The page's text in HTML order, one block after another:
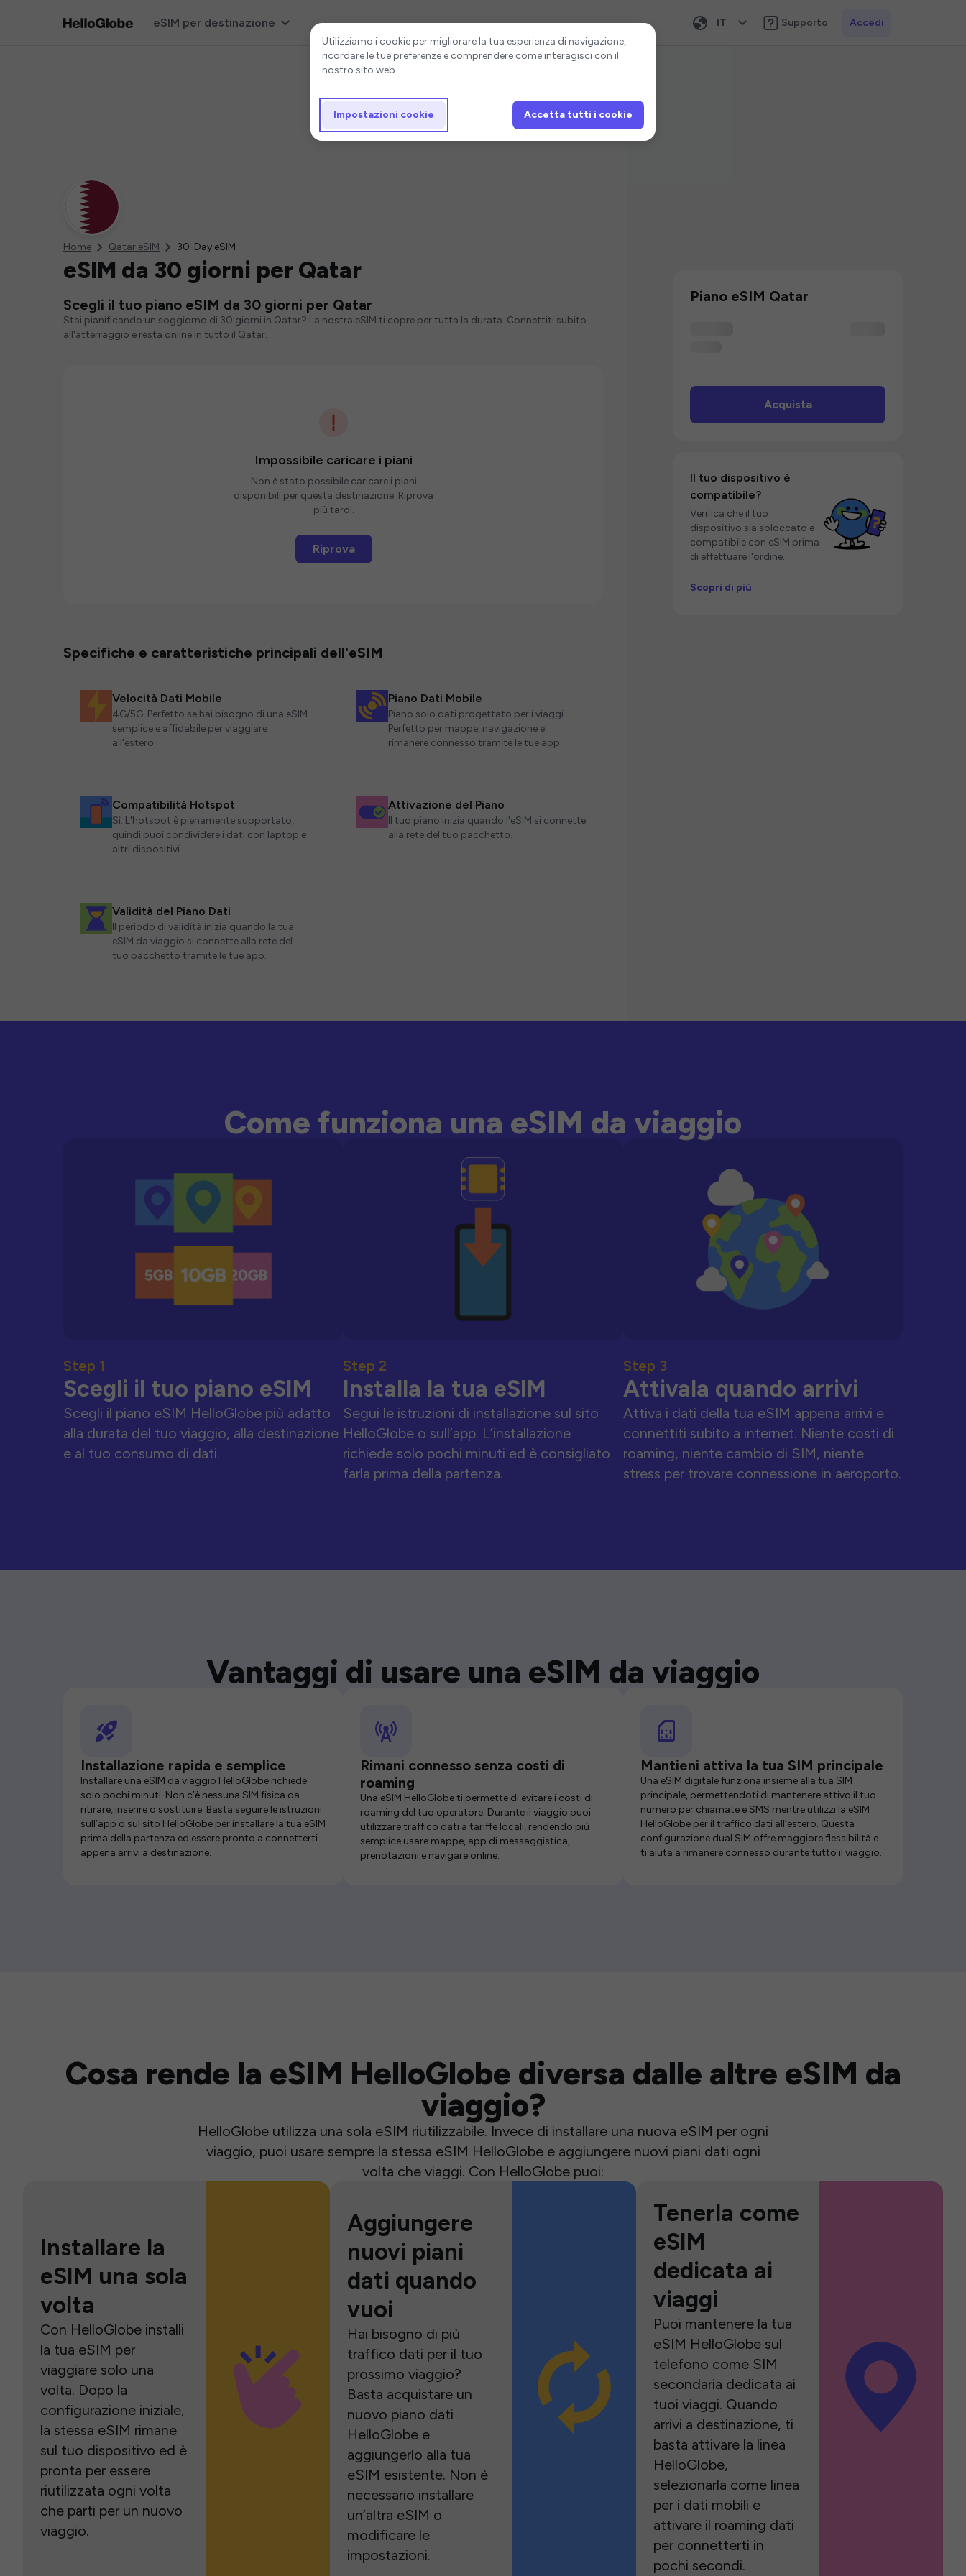
eSIM per destinazione IT Supporto Accedi
Home Qatar eSIM 30-Day eSIM
eSIM da 30 giorni per Qatar
Scegli il tuo piano eSIM da 30 giorni per Qatar
Stai pianificando un soggiorno di 30 giorni in Qatar? La nostra eSIM ti copre per tutta la durata. Connettiti subito
all'atterraggio e resta online in tutto il Qatar.
Impossibile caricare i piani
Non è stato possibile caricare i piani
disponibili per questa destinazione. Riprova
più tardi.
Riprova
Specifiche e caratteristiche principali dell'eSIM
Velocità Dati Mobile
4G/5G. Perfetto se hai bisogno di una eSIM
semplice e affidabile per viaggiare
all'estero.
Piano Dati Mobile
Piano solo dati progettato per i viaggi.
Perfetto per mappe, navigazione e
rimanere connesso tramite le tue app.
Compatibilità Hotspot
Sì. L'hotspot è pienamente supportato,
quindi puoi condividere i dati con laptop e
altri dispositivi.
Attivazione del Piano
Il tuo piano inizia quando l'eSIM si connette
alla rete del tuo pacchetto.
Validità del Piano Dati
Il periodo di validità inizia quando la tua
eSIM da viaggio si connette alla rete del
tuo pacchetto tramite le tue app.
Piano eSIM Qatar
Acquista
Il tuo dispositivo è
compatibile?
Verifica che il tuo
dispositivo sia sbloccato e
compatibile con eSIM prima
di effettuare l'ordine.
Scopri di più
Come funziona una eSIM da viaggio
Step 1
Scegli il tuo piano eSIM
Scegli il piano eSIM HelloGlobe più adatto
alla durata del tuo viaggio, alla destinazione
e al tuo consumo di dati.
Step 2
Installa la tua eSIM
Segui le istruzioni di installazione sul sito
HelloGlobe o sull’app. L’installazione
richiede solo pochi minuti ed è consigliato
farla prima della partenza.
Step 3
Attivala quando arrivi
Attiva i dati della tua eSIM appena arrivi e
connettiti subito a internet. Niente costi di
roaming, niente cambio di SIM, niente
stress per trovare connessione in aeroporto.
Vantaggi di usare una eSIM da viaggio
Installazione rapida e semplice
Installare una eSIM da viaggio HelloGlobe richiede
solo pochi minuti. Non c’è nessuna SIM fisica da
ritirare, inserire o sostituire. Basta seguire le istruzioni
sull’app o sul sito HelloGlobe per installare la tua eSIM
prima della partenza ed essere pronto a connetterti
appena arrivi a destinazione.
Rimani connesso senza costi di
roaming
Una eSIM HelloGlobe ti permette di evitare i costi di
roaming del tuo operatore. Durante il viaggio puoi
utilizzare traffico dati a tariffe locali, rendendo più
semplice usare mappe, app di messaggistica,
prenotazioni e navigare online.
Mantieni attiva la tua SIM principale
Una eSIM digitale funziona insieme alla tua SIM
principale, permettendoti di mantenere attivo il tuo
numero per chiamate e SMS mentre utilizzi la eSIM
HelloGlobe per il traffico dati all’estero. Questa
configurazione dual SIM offre maggiore flessibilità e
ti aiuta a rimanere connesso durante tutto il viaggio.
Cosa rende la eSIM HelloGlobe diversa dalle altre eSIM da
viaggio?
HelloGlobe utilizza una sola eSIM riutilizzabile. Invece di installare una nuova eSIM per ogni
viaggio, puoi usare sempre la stessa eSIM HelloGlobe e aggiungere nuovi piani dati ogni
volta che viaggi. Con HelloGlobe puoi:
Installare la
eSIM una sola
volta
Con HelloGlobe installi
la tua eSIM per
viaggiare solo una
volta. Dopo la
configurazione iniziale,
la stessa eSIM rimane
sul tuo dispositivo ed è
pronta per essere
riutilizzata ogni volta
che parti per un nuovo
viaggio.
Aggiungere
nuovi piani
dati quando
vuoi
Hai bisogno di più
traffico dati per il tuo
prossimo viaggio?
Basta acquistare un
nuovo piano dati
HelloGlobe e
aggiungerlo alla tua
eSIM esistente. Non è
necessario installare
un’altra eSIM o
modificare le
impostazioni.
Tenerla come
eSIM
dedicata ai
viaggi
Puoi mantenere la tua
eSIM HelloGlobe sul
telefono come SIM
secondaria dedicata ai
tuoi viaggi. Quando
arrivi a destinazione, ti
basta attivare la linea
HelloGlobe,
selezionarla come linea
per i dati mobili e
attivare il roaming dati
per connetterti in
pochi secondi.
Impostazioni cookie
Utilizziamo i cookie per migliorare la tua esperienza di navigazione,
ricordare le tue preferenze e comprendere come interagisci con il
nostro sito web.
Impostazioni cookie Accetta tutti i cookie